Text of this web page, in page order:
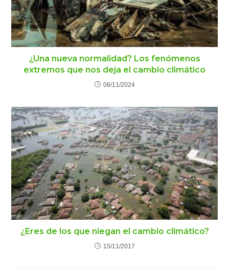
¿Una nueva normalidad? Los fenómenos
extremos que nos deja el cambio climático
06/11/2024
¿Eres de los que niegan el cambio climático?
15/11/2017